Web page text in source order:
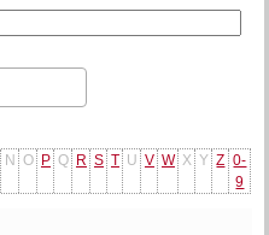
N O P Q R S T U V W X Y Z 0-
9